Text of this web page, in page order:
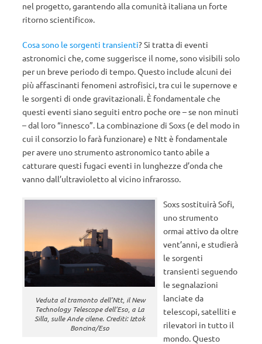
nel progetto, garantendo alla comunità italiana un forte
ritorno scientifico».
Cosa sono le sorgenti transienti? Si tratta di eventi
astronomici che, come suggerisce il nome, sono visibili solo
per un breve periodo di tempo. Questo include alcuni dei
più affascinanti fenomeni astrofisici, tra cui le supernove e
le sorgenti di onde gravitazionali. È fondamentale che
questi eventi siano seguiti entro poche ore – se non minuti
– dal loro “innesco”. La combinazione di Soxs (e del modo in
cui il consorzio lo farà funzionare) e Ntt è fondamentale
per avere uno strumento astronomico tanto abile a
catturare questi fugaci eventi in lunghezze d’onda che
vanno dall’ultravioletto al vicino infrarosso.
Veduta al tramonto dell’Ntt, il New
Technology Telescope dell’Eso, a La
Silla, sulle Ande cilene. Crediti: Iztok
Boncina/Eso
Soxs sostituirà Sofi,
uno strumento
ormai attivo da oltre
vent’anni, e studierà
le sorgenti
transienti seguendo
le segnalazioni
lanciate da
telescopi, satelliti e
rilevatori in tutto il
mondo. Questo